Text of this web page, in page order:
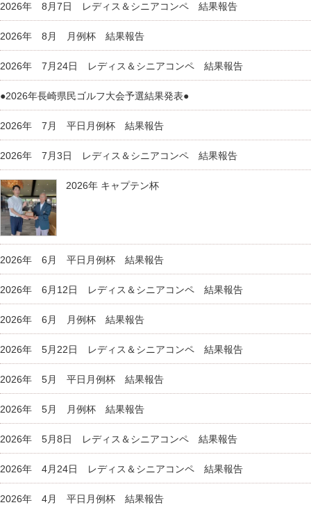
2026年 8月7日 レディス＆シニアコンペ 結果報告
2026年 8月 月例杯 結果報告
2026年 7月24日 レディス＆シニアコンペ 結果報告
●2026年長崎県民ゴルフ大会予選結果発表●
2026年 7月 平日月例杯 結果報告
2026年 7月3日 レディス＆シニアコンペ 結果報告
2026年 キャプテン杯
2026年 6月 平日月例杯 結果報告
2026年 6月12日 レディス＆シニアコンペ 結果報告
2026年 6月 月例杯 結果報告
2026年 5月22日 レディス＆シニアコンペ 結果報告
2026年 5月 平日月例杯 結果報告
2026年 5月 月例杯 結果報告
2026年 5月8日 レディス＆シニアコンペ 結果報告
2026年 4月24日 レディス＆シニアコンペ 結果報告
2026年 4月 平日月例杯 結果報告